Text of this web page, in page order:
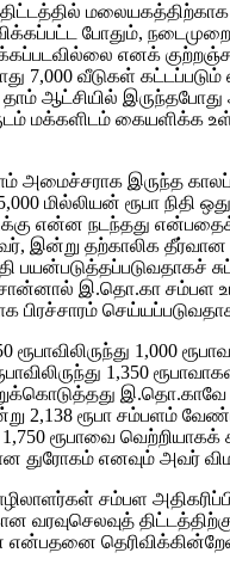
போதும்,
எனக்
7,000 வீடுகள் கட்டப்படும்
தாம் ஆட்சியில்
மக்களிடம் கையளிக்க
அமைச்சராக இருந்த
மில்லியன் ரூபா நிதி
என்ன நடந்தது
இன்று தற்காலிக
பயன்படுத்தப்படுவதாகச்
இ.தொ.கா சம்பள
பிரச்சாரம்
1,000
1,350
2,138 ரூபா சம்பளம்
ரூபாவை வெற்றியாகக்
துரோகம் எனவும் அவர்
சம்பள
வரவுசெலவுத்
என்பதனை